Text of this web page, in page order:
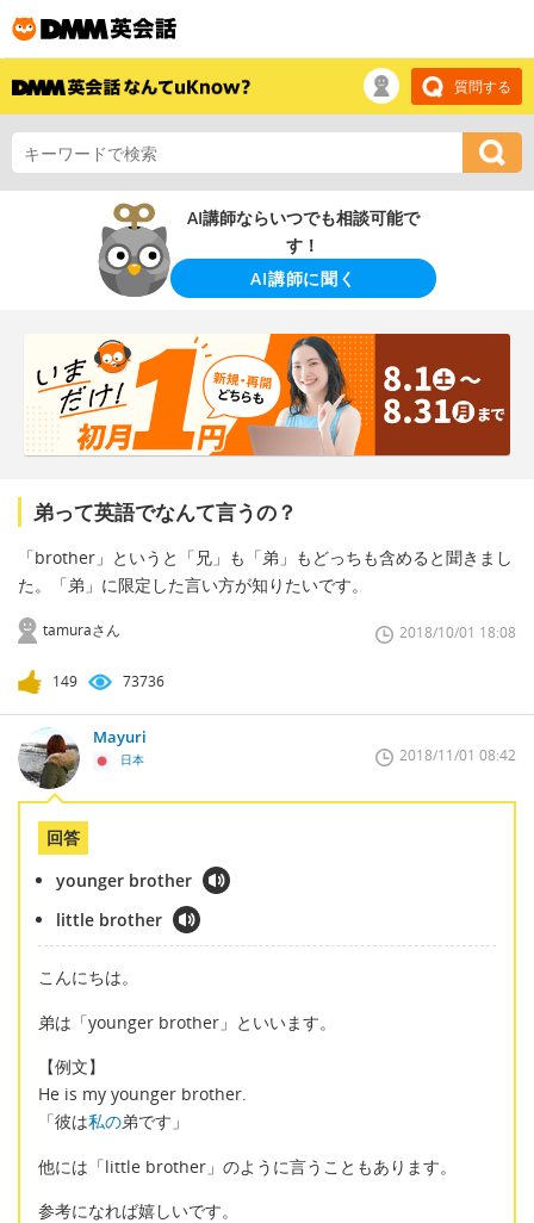
質問する
AI講師ならいつでも相談可能で
す！
AI講師に聞く
弟って英語でなんて言うの？
「brother」というと「兄」も「弟」もどっちも含めると聞きまし
た。「弟」に限定した言い方が知りたいです。
tamuraさん 2018/10/01 18:08
149 73736
Mayuri
日本 2018/11/01 08:42
回答
younger brother
little brother
こんにちは。
弟は「younger brother」といいます。
【例文】
He is my younger brother.
「彼は私の弟です」
他には「little brother」のように言うこともあります。
参考になれば嬉しいです。